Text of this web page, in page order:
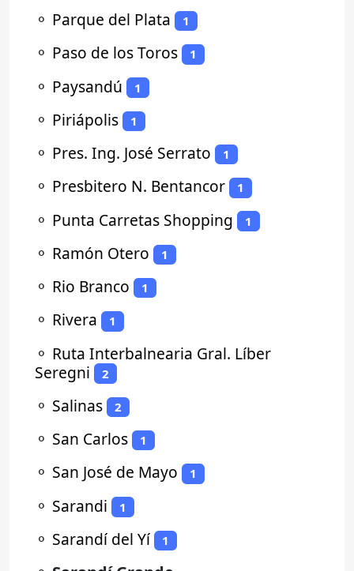
⚬ Parque del Plata 1
⚬ Paso de los Toros 1
⚬ Paysandú 1
⚬ Piriápolis 1
⚬ Pres. Ing. José Serrato 1
⚬ Presbitero N. Bentancor 1
⚬ Punta Carretas Shopping 1
⚬ Ramón Otero 1
⚬ Rio Branco 1
⚬ Rivera 1
⚬ Ruta Interbalnearia Gral. Líber
Seregni
2
⚬ Salinas 2
⚬ San Carlos 1
⚬ San José de Mayo 1
⚬ Sarandi 1
⚬ Sarandí del Yí 1